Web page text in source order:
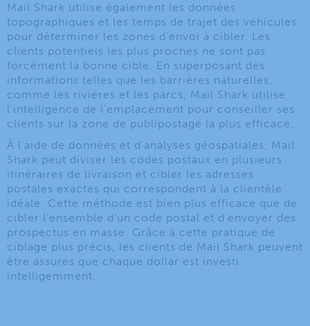
Mail Shark utilise également les données
topographiques et les temps de trajet des véhicules
pour déterminer les zones d’envoi à cibler. Les
clients potentiels les plus proches ne sont pas
forcément la bonne cible. En superposant des
informations telles que les barrières naturelles,
comme les rivières et les parcs, Mail Shark utilise
l’intelligence de l’emplacement pour conseiller ses
clients sur la zone de publipostage la plus efficace.
À l’aide de données et d’analyses géospatiales, Mail
Shark peut diviser les codes postaux en plusieurs
itinéraires de livraison et cibler les adresses
postales exactes qui correspondent à la clientèle
idéale. Cette méthode est bien plus efficace que de
cibler l’ensemble d’un code postal et d’envoyer des
prospectus en masse. Grâce à cette pratique de
ciblage plus précis, les clients de Mail Shark peuvent
être assurés que chaque dollar est investi
intelligemment.